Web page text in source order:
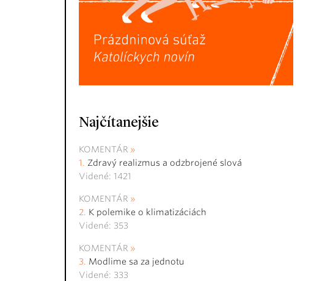
Najčítanejšie
KOMENTÁR
Zdravý realizmus a odzbrojené slová
Videné: 1421
KOMENTÁR
K polemike o klimatizáciách
Videné: 353
KOMENTÁR
Modlime sa za jednotu
Videné: 333